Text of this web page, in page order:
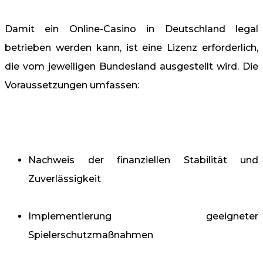
Damit ein Online-Casino in Deutschland legal
betrieben werden kann, ist eine Lizenz erforderlich,
die vom jeweiligen Bundesland ausgestellt wird. Die
Voraussetzungen umfassen:
Nachweis der finanziellen Stabilität und
Zuverlässigkeit
Implementierung geeigneter
Spielerschutzmaßnahmen